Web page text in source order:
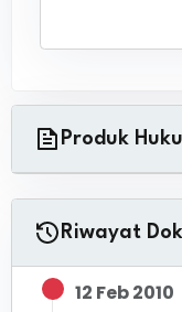
Produk
Riwayat
12 Feb 2010